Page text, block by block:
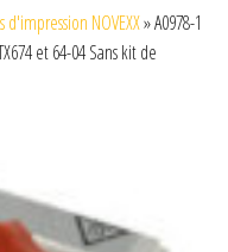
d'impression NOVEXX»A0978-1
et 64-04 Sans kit de